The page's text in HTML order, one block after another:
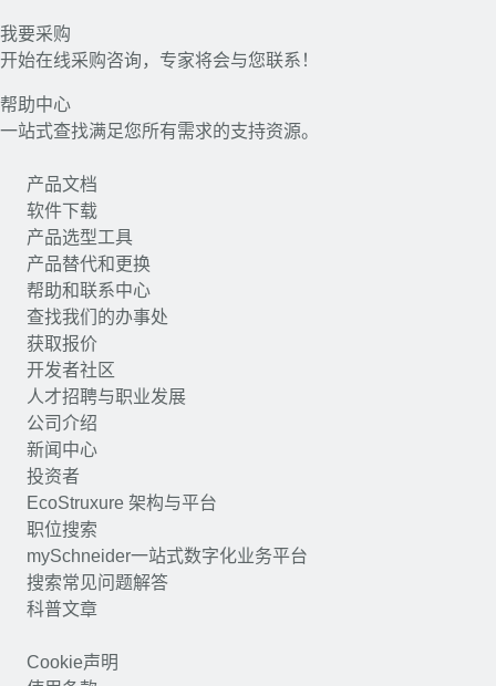
我要采购
我要采购
开始在线采购咨询，专家将会与您联系！
帮助中心
帮助中心
一站式查找满足您所有需求的支持资源。
产品文档
软件下载
产品选型工具
产品替代和更换
帮助和联系中心
查找我们的办事处
获取报价
开发者社区
人才招聘与职业发展
公司介绍
新闻中心
投资者
EcoStruxure 架构与平台
职位搜索
mySchneider一站式数字化业务平台
搜索常见问题解答
科普文章
Cookie声明